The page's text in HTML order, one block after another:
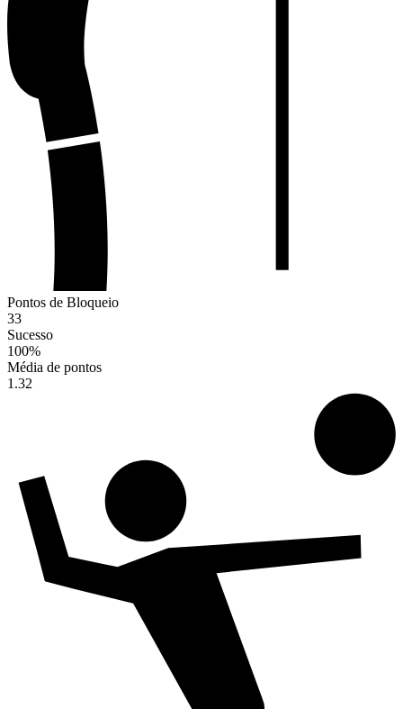
Pontos de Bloqueio
33
Sucesso
100%
Média de pontos
1.32